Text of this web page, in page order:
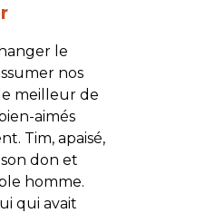
le
nos
meilleur de
aimés
Tim, apaisé,
don et
homme.
qui avait